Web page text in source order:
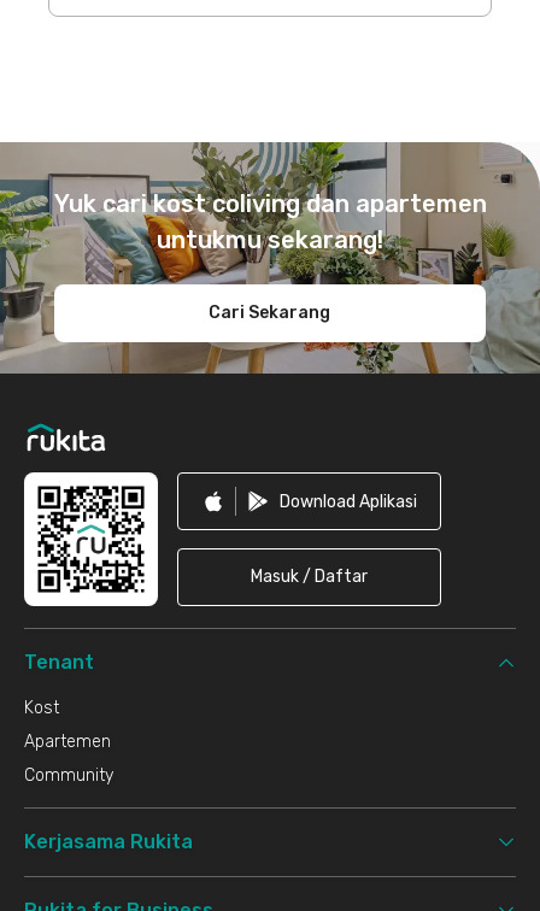
Yuk cari kost coliving dan apartemen
untukmu sekarang!
Cari Sekarang
Download Aplikasi
Masuk / Daftar
Tenant
Kost
Apartemen
Community
Kerjasama Rukita